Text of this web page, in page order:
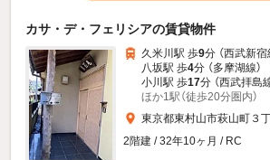
カサ・デ・フェリシアの賃貸物件
久米川駅 歩9分 （西武新宿
八坂駅 歩4分 （多摩湖線）
小川駅 歩17分 （西武拝島
ほか1駅（徒歩20分圏内）
東京都東村山市萩山町３
2階建 / 32年10ヶ月 / RC